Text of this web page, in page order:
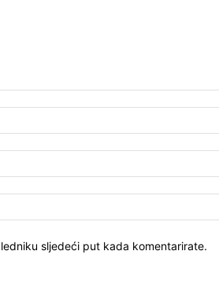
sljedeći put kada komentarirate.